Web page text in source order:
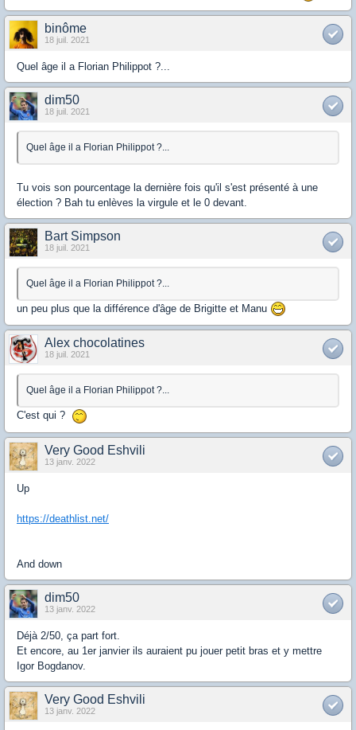
binôme
18 juil. 2021
Quel âge il a Florian Philippot ?...
dim50
18 juil. 2021
Quel âge il a Florian Philippot ?...
Tu vois son pourcentage la dernière fois qu'il s'est présenté à une
élection ? Bah tu enlèves la virgule et le 0 devant.
Bart Simpson
18 juil. 2021
Quel âge il a Florian Philippot ?...
un peu plus que la différence d'âge de Brigitte et Manu
Alex chocolatines
18 juil. 2021
Quel âge il a Florian Philippot ?...
C'est qui ?
Very Good Eshvili
13 janv. 2022
Up
https://deathlist.net/
And down
dim50
13 janv. 2022
Déjà 2/50, ça part fort.
Et encore, au 1er janvier ils auraient pu jouer petit bras et y mettre
Igor Bogdanov.
Very Good Eshvili
13 janv. 2022